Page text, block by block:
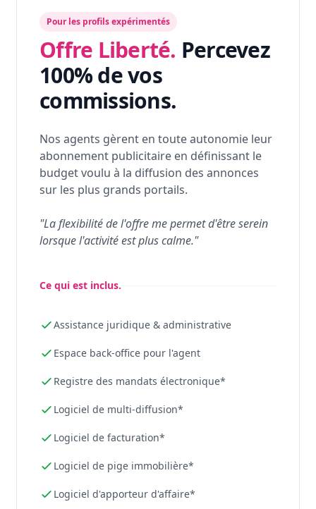
Pour les profils expérimentés
Offre Liberté. Percevez
100% de vos
commissions.
Nos agents gèrent en toute autonomie leur
abonnement publicitaire en définissant le
budget voulu à la diffusion des annonces
sur les plus grands portails.
"La flexibilité de l'offre me permet d'être serein
lorsque l'activité est plus calme."
Ce qui est inclus.
Assistance juridique & administrative
Espace back-office pour l'agent
Registre des mandats électronique*
Logiciel de multi-diffusion*
Logiciel de facturation*
Logiciel de pige immobilière*
Logiciel d'apporteur d'affaire*